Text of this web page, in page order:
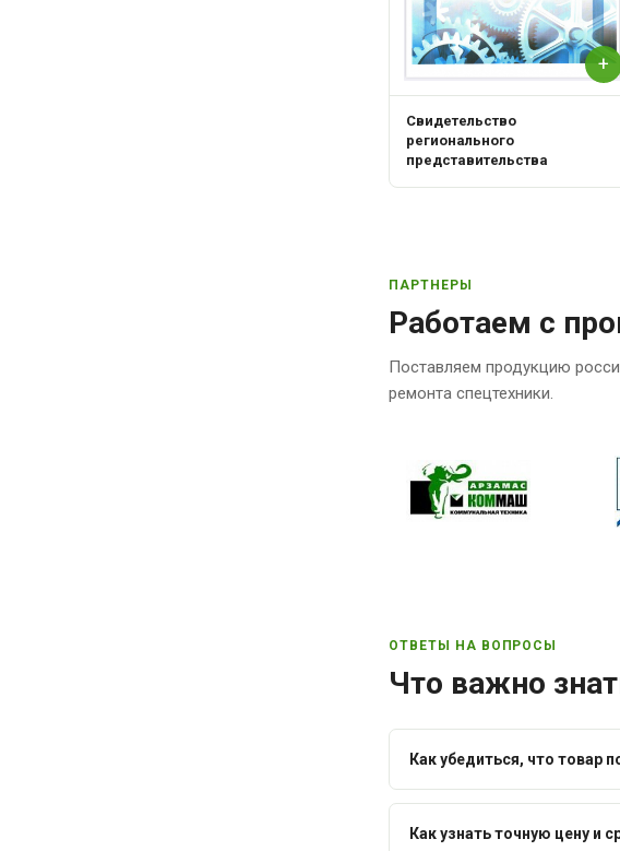
+
Свидетельство
регионального
представительства
ПАРТНЕРЫ
Работаем с
Поставляем продукцию
ремонта спецтехники.
ОТВЕТЫ НА ВОПРОСЫ
Что важно
Как убедиться, что товар
Как узнать точную цену и